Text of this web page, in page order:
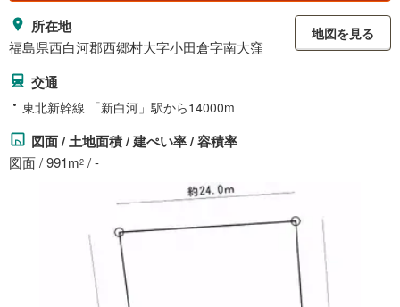
所在地
福島県西白河郡西郷村大字小田倉字南大窪
地図を見る
交通
東北新幹線 「新白河」駅から14000m
図面 / 土地面積 / 建ぺい率 / 容積率
図面 / 991m2 / -